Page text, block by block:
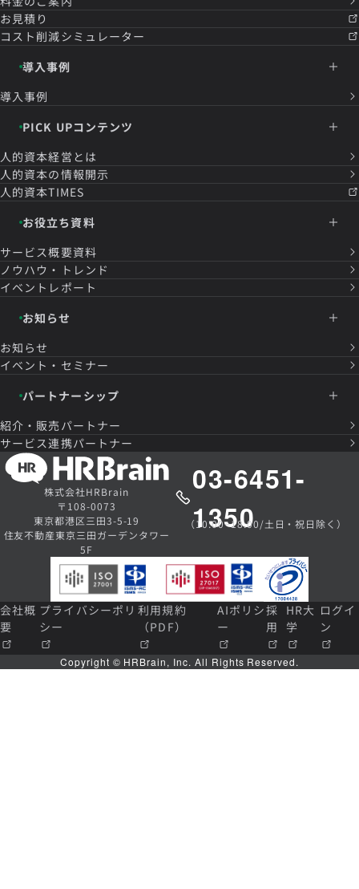
お見積り
コスト削減シミュレーター
導入事例
導入事例
PICK UPコンテンツ
人的資本経営とは
人的資本の情報開示
人的資本TIMES
お役立ち資料
サービス概要資料
ノウハウ・トレンド
イベントレポート
お知らせ
お知らせ
イベント・セミナー
パートナーシップ
紹介・販売パートナー
サービス連携パートナー
株式会社HRBrain
〒108-0073
東京都港区三田3-5-19
住友不動産東京三田ガーデンタワー
5F
03-6451-
1350
（10:00~18:00/土日・祝日除く）
会社概
要
プライバシーポリ
シー
利用規約
（PDF）
AIポリシ
ー
採
用
HR大
学
ログイ
ン
Copyright © HRBrain, Inc. All Rights Reserved.